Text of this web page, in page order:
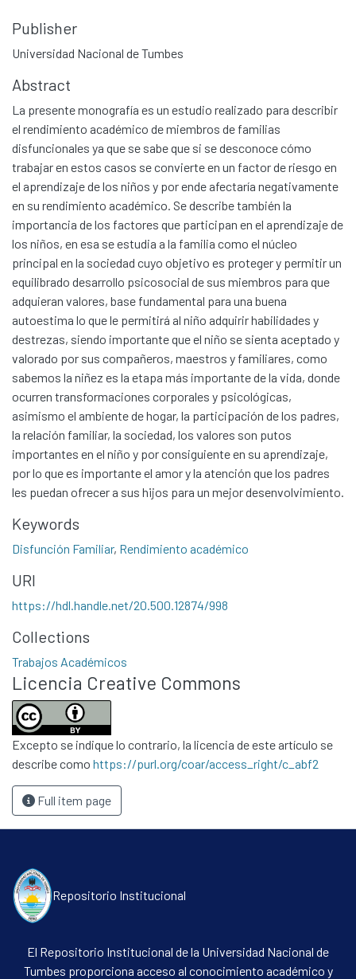
Communities & Collections
All of DSpace
Statistics
Contacto
Políticas
Publisher
Universidad Nacional de Tumbes
Abstract
La presente monografía es un estudio realizado para describir
el rendimiento académico de miembros de familias
disfuncionales ya que se sabe que si se desconoce cómo
trabajar en estos casos se convierte en un factor de riesgo en
el aprendizaje de los niños y por ende afectaría negativamente
en su rendimiento académico. Se describe también la
importancia de los factores que participan en el aprendizaje de
los niños, en esa se estudia a la familia como el núcleo
principal en la sociedad cuyo objetivo es proteger y permitir un
equilibrado desarrollo psicosocial de sus miembros para que
adquieran valores, base fundamental para una buena
autoestima lo que le permitirá al niño adquirir habilidades y
destrezas, siendo importante que el niño se sienta aceptado y
valorado por sus compañeros, maestros y familiares, como
sabemos la niñez es la etapa más importante de la vida, donde
ocurren transformaciones corporales y psicológicas,
asimismo el ambiente de hogar, la participación de los padres,
la relación familiar, la sociedad, los valores son putos
importantes en el niño y por consiguiente en su aprendizaje,
por lo que es importante el amor y la atención que los padres
les puedan ofrecer a sus hijos para un mejor desenvolvimiento.
Keywords
Disfunción Familiar, Rendimiento académico
URI
https://hdl.handle.net/20.500.12874/998
Collections
Trabajos Académicos
Licencia Creative Commons
Excepto se indique lo contrario, la licencia de este artículo se
describe como https://purl.org/coar/access_right/c_abf2
Full item page
Repositorio Institucional
El Repositorio Institucional de la Universidad Nacional de
Tumbes proporciona acceso al conocimiento académico y